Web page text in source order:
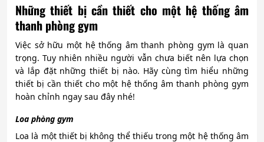
Những thiết bị cần thiết cho một hệ thống âm
thanh phòng gym
Việc sở hữu một hệ thống âm thanh phòng gym là quan
trọng. Tuy nhiên nhiều người vẫn chưa biết nên lựa chọn
và lắp đặt những thiết bị nào. Hãy cùng tìm hiểu những
thiết bị cần thiết cho một hệ thống âm thanh phòng gym
hoàn chỉnh ngay sau đây nhé!
Loa phòng gym
Loa là một thiết bị không thể thiếu trong một hệ thống âm